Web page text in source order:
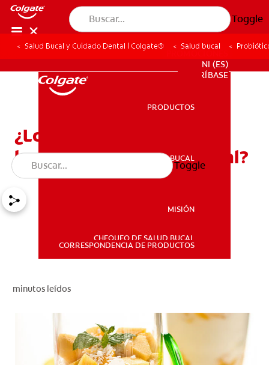
Toggle
SALUD BUCAL
PROMOCIONES
NI (ES)
SUSCRÍBASE
PRODUCTOS
SALUD BUCAL
MISIÓN
CHEQUEO DE SALUD BUCAL
CORRESPONDENCIA DE PRODUCTOS
Toggle
Salud Bucal y Cuidado Dental | Colgate® Salud bucal
¿Los probióticos son
buenos para la salud bucal?
minutos leídos